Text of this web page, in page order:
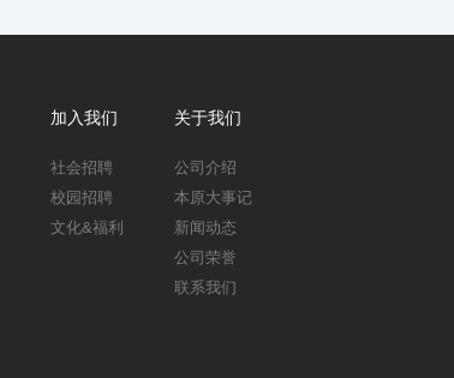
加入我们
社会招聘
校园招聘
文化&福利
关于我们
公司介绍
本原大事记
新闻动态
公司荣誉
联系我们